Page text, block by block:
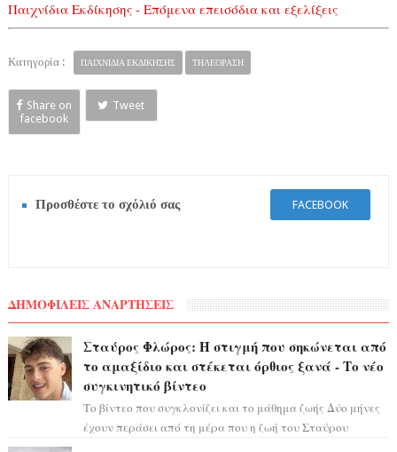
Παιχνίδια Εκδίκησης - Επόμενα επεισόδια και εξελίξεις
Κατηγορία : ΠΑΙΧΝΙΔΙΑ ΕΚΔΙΚΗΣΗΣ ΤΗΛΕΟΡΑΣΗ
Share on
facebook
Tweet
Προσθέστε το σχόλιό σας FACEBOOK
ΔΗΜΟΦΙΛΕΙΣ ΑΝΑΡΤΗΣΕΙΣ
Σταύρος Φλώρος: Η στιγμή που σηκώνεται από
το αμαξίδιο και στέκεται όρθιος ξανά - Το νέο
συγκινητικό βίντεο
Το βίντεο που συγκλονίζει και το μάθημα ζωής Δύο μήνες
έχουν περάσει από τη μέρα που η ζωή του Σταύρου